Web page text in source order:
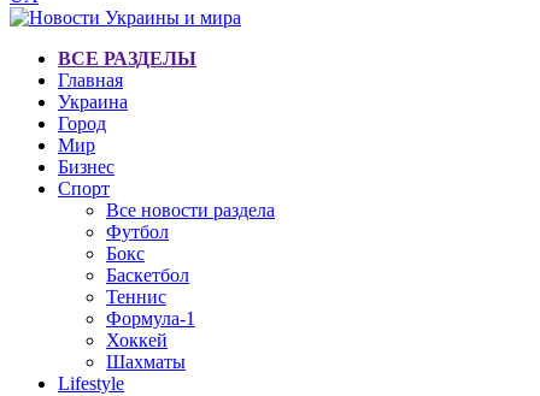
ВСЕ РАЗДЕЛЫ
Главная
Украина
Город
Мир
Бизнес
Спорт
Все новости раздела
Футбол
Бокс
Баскетбол
Теннис
Формула-1
Хоккей
Шахматы
Lifestyle